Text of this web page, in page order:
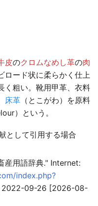
皮のクロムなめし革の肉
ロード状に柔らかく仕上
く粗い。靴用甲革、衣料
床革 （とこがわ）を原料
）という。
として引用する場合
産用語辞典." Internet:
index.php?
2022-09-26 [2026-08-